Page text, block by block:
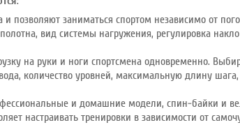
позволяют заниматься спортом независимо от
вид системы нагружения, регулировка
на руки и ноги спортсмена одновременно.
количество уровней, максимальную длину
и домашние модели, спин-байки и
настраивать тренировки в зависимости от